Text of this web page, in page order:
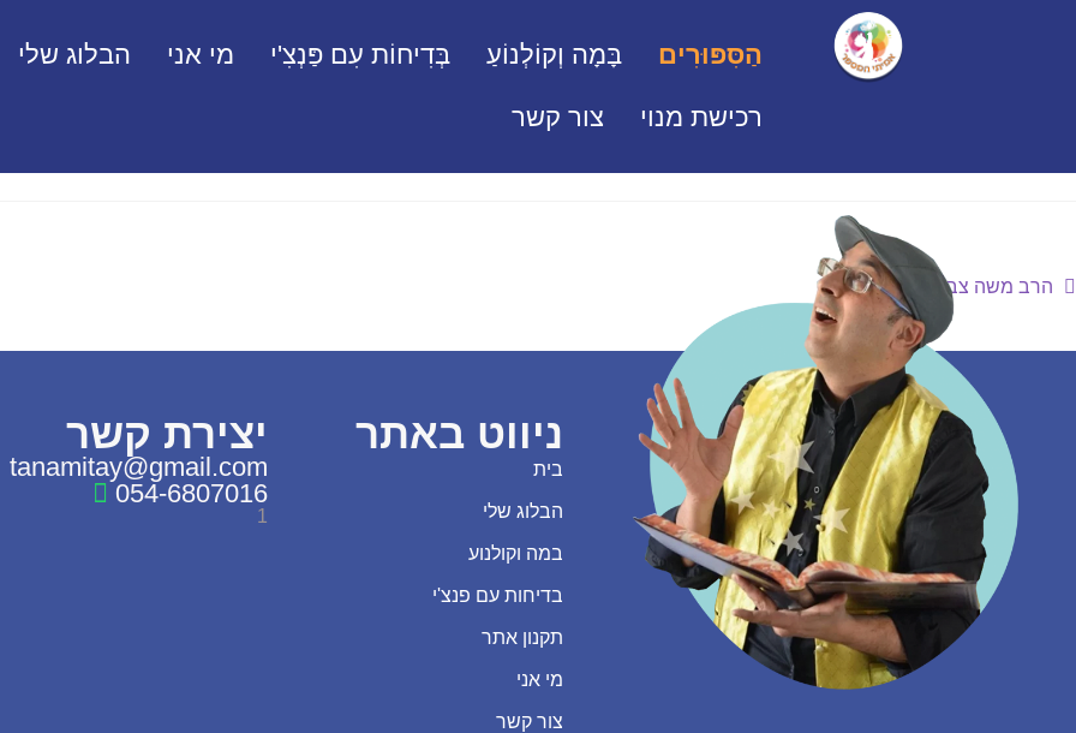
הַסִּפּוּרִים בָּמָה וְקוֹלְנוֹעַ בְּדִיחוֹת עִם פַּנְצִ'י מי אני הבלוג שלי
רכישת מנוי צור קשר
הרב משה צבי נריה – פרק ב’
ניווט באתר
בית
הבלוג שלי
במה וקולנוע
בדיחות עם פנצ'י
תקנון אתר
מי אני
צור קשר
יצירת קשר
tanamitay@gmail.com
054-6807016
1